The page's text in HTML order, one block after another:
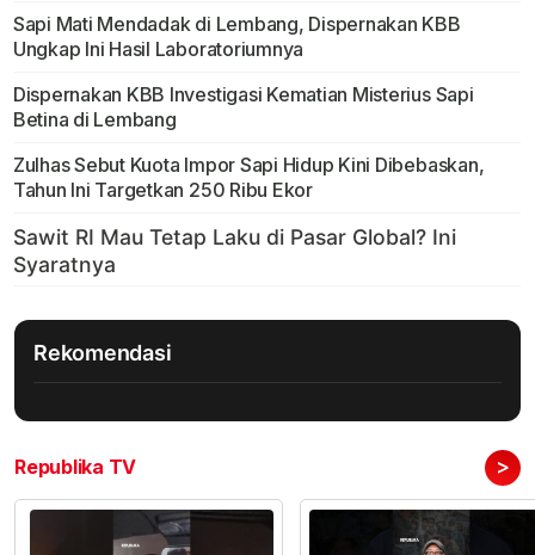
Sapi Mati Mendadak di Lembang, Dispernakan KBB
Ungkap Ini Hasil Laboratoriumnya
Dispernakan KBB Investigasi Kematian Misterius Sapi
Betina di Lembang
Zulhas Sebut Kuota Impor Sapi Hidup Kini Dibebaskan,
Tahun Ini Targetkan 250 Ribu Ekor
Rekomendasi
Republika TV >